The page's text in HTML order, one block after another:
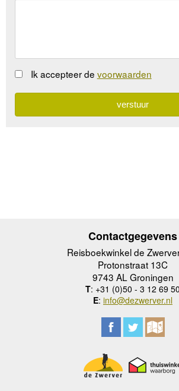
Ik accepteer de voorwaarden
Contactgegevens
Reisboekwinkel de
Protonstraat 13C
9743 AL Groningen
T: +31 (0)50 - 3 12 69 50
E: info@dezwerver.nl